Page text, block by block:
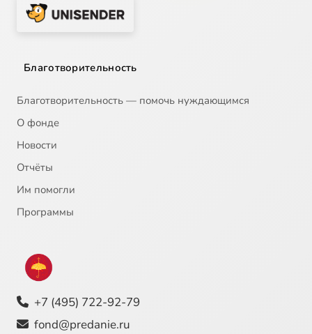
Благотворительность
Благотворительность — помочь нуждающимся
О фонде
Новости
Отчёты
Им помогли
Программы
+7 (495) 722-92-79
fond@predanie.ru